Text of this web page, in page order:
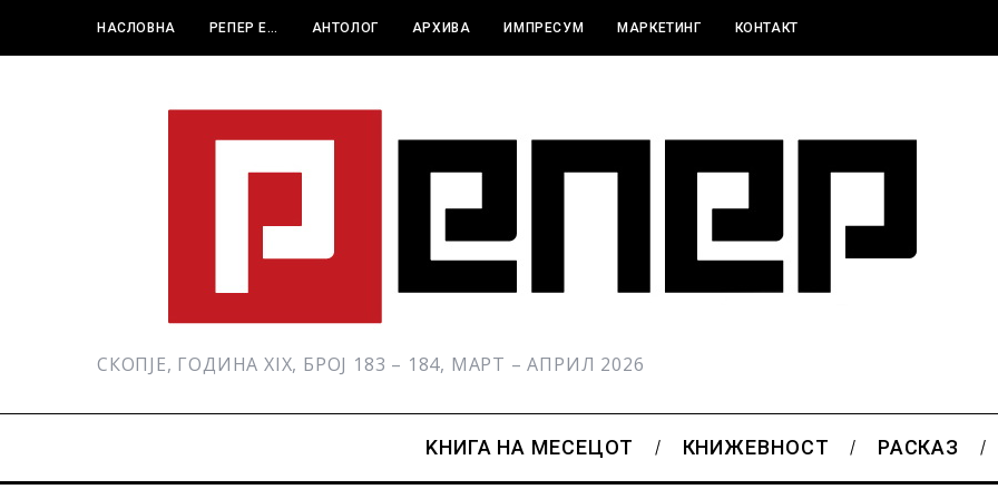
НАСЛОВНА РЕПЕР Е… АНТОЛОГ АРХИВА ИМПРЕСУМ МАРКЕТИНГ КОНТАКТ
СКОПЈЕ, ГОДИНА XIX, БРОЈ 183 – 184, МАРТ – АПРИЛ 2026
KНИГА НА МЕСЕЦОТ КНИЖЕВНОСТ РАСКАЗ